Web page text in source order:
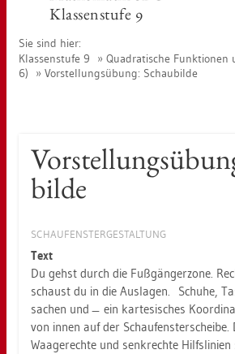
Klas­sen­stu­fe 9
Sie sind hier:
Klas­sen­stu­fe 9
Qua­dra­ti­sche Funk­tio­nen
6)
Vor­stel­lungs­übung: Schau­bil­de
bil­de
SCHAU­FENS­TER­GE­STAL­TUNG
Text
Du gehst durch die Fuß­gän­ger­zo­ne.
schaust du in die Aus­la­gen. Schu­he,
sa­chen und ̶ ein kar­te­si­sches
von innen auf der Schau­fens­ter­schei­be.
Waa­ge­rech­te und senk­rech­te